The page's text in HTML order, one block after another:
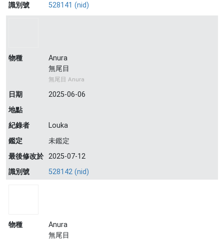
識別號
528141 (nid)
物種
Anura
無尾目
無尾目 Anura
日期
2025-06-06
地點
紀錄者
Louka
鑑定
未鑑定
最後修改於 2025-07-12
識別號
528142 (nid)
物種
Anura
無尾目